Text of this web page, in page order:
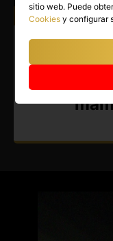
Atiendo a:
Boy
María.
mami?
sitio web. Puede
Cookies y configurar